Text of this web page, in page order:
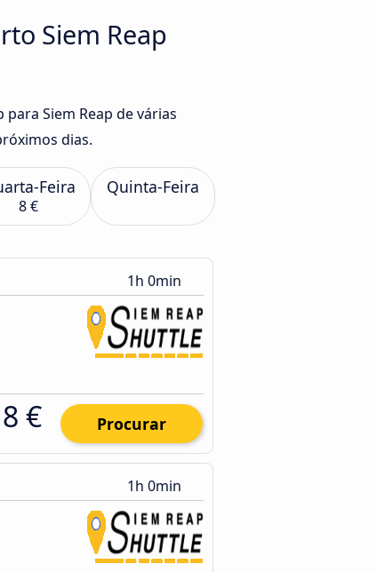
Siem Reap
Siem Reap de várias
dias.
Feira
8 €
Quinta-Feira
1h 0min
8 € Procurar
1h 0min